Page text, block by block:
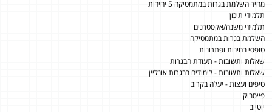
מחיר השלמת בגרות במתמטיקה 5 יחידות
תלמידי תיכון
תלמידי משנה/אקסטרנים
השלמת בגרות במתמטיקה
טופסי בחינות ופתרונות
שאלות ותשובות - תעודת הבגרות
שאלות ותשובות - לימודים בבגרות אונליין
טיפים ועצות - יעלה בקרוב
פייסבוק
יוטיוב